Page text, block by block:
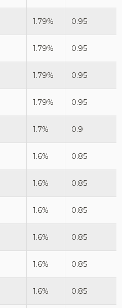
1.79% 0.95
1.79% 0.95
1.79% 0.95
1.79% 0.95
1.7% 0.9
1.6% 0.85
1.6% 0.85
1.6% 0.85
1.6% 0.85
1.6% 0.85
1.6% 0.85